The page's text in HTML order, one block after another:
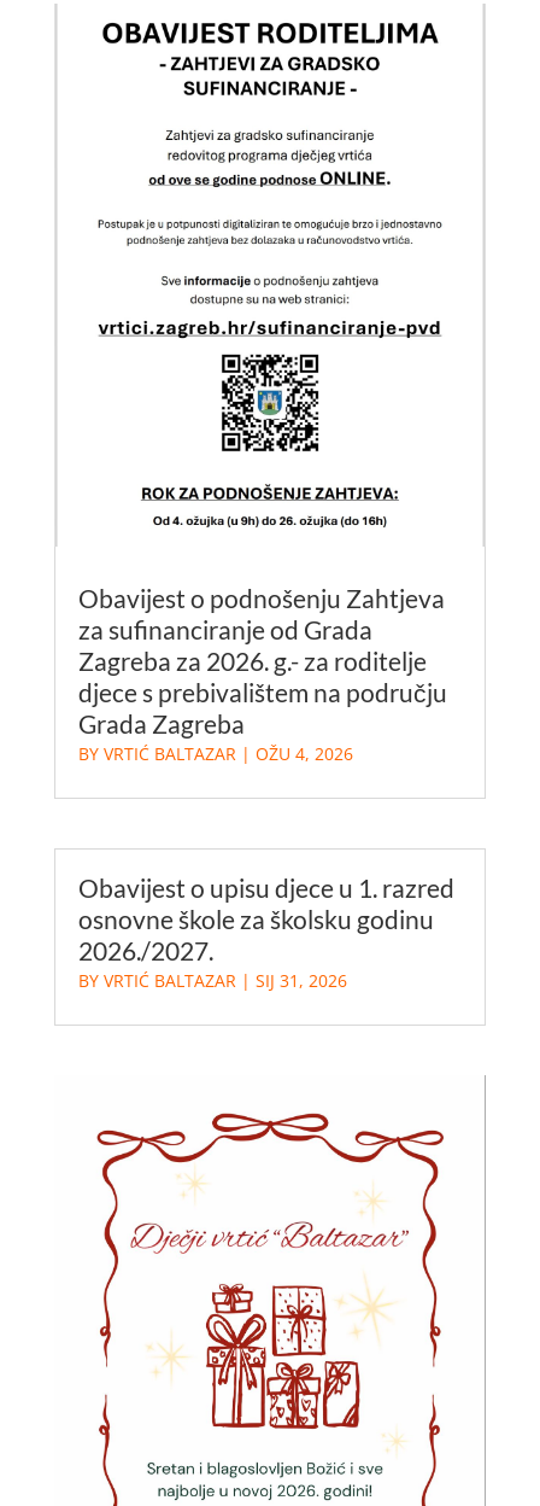
Obavijest o podnošenju Zahtjeva
za sufinanciranje od Grada
Zagreba za 2026. g.- za roditelje
djece s prebivalištem na području
Grada Zagreba
BY VRTIĆ BALTAZAR| OŽU 4, 2026
Obavijest o upisu djece u 1. razred
osnovne škole za školsku godinu
2026./2027.
BY VRTIĆ BALTAZAR| SIJ 31, 2026